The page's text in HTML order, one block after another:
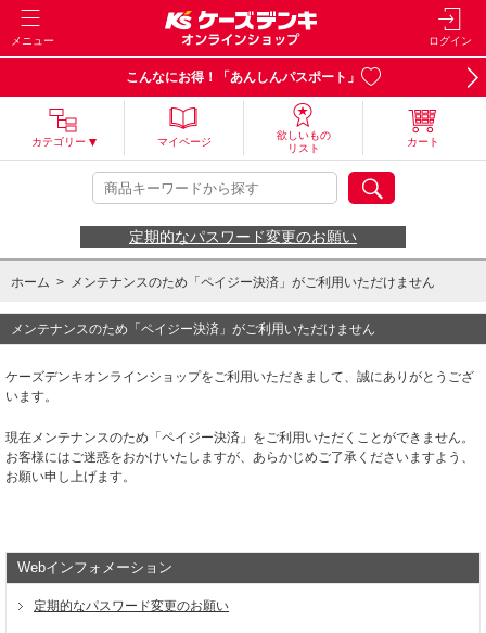
メニュー ログイン
こんなにお得！「あんしんパスポート」
カテゴリー マイページ
欲しいもの
リスト
カート
定期的なパスワード変更のお願い
ホーム > メンテナンスのため「ペイジー決済」がご利用いただけません
メンテナンスのため「ペイジー決済」がご利用いただけません
ケーズデンキオンラインショップをご利用いただきまして、誠にありがとうござ
います。
現在メンテナンスのため「ペイジー決済」をご利用いただくことができません。
お客様にはご迷惑をおかけいたしますが、あらかじめご了承くださいますよう、
お願い申し上げます。
Webインフォメーション
定期的なパスワード変更のお願い